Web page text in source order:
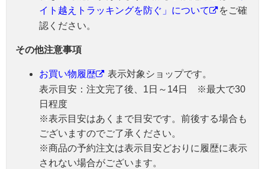
イト越えトラッキングを防ぐ」について
をご確
認ください。
その他注意事項
お買い物履歴
表示対象ショップです。
表示目安：注文完了後、1日～14日 ※最大で30
日程度
※表示目安はあくまで目安です。前後する場合も
ございますのでご了承ください。
※商品の予約注文は表示目安どおりに履歴に表示
されない場合がございます。